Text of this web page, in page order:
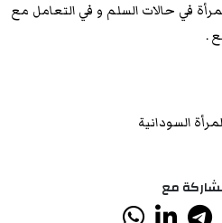
في حالات السلم و في التعامل مع
.
السودانية
مع